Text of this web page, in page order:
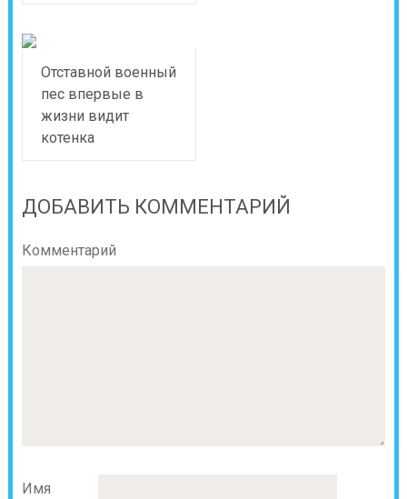
Отставной военный
пес впервые в
жизни видит
котенка
ДОБАВИТЬ КОММЕНТАРИЙ
Комментарий
Имя